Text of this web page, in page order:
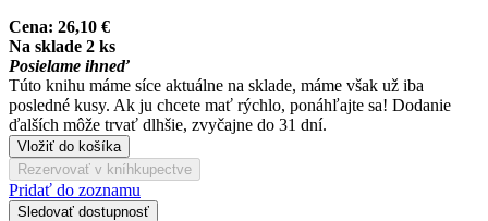
Cena: 26,10 €
Na sklade 2 ks
Posielame ihneď
Túto knihu máme síce aktuálne na sklade, máme však už iba
posledné kusy. Ak ju chcete mať rýchlo, ponáhľajte sa! Dodanie
ďalších môže trvať dlhšie, zvyčajne do 31 dní.
Vložiť do košíka
Rezervovať v kníhkupectve
Pridať do zoznamu
Sledovať dostupnosť